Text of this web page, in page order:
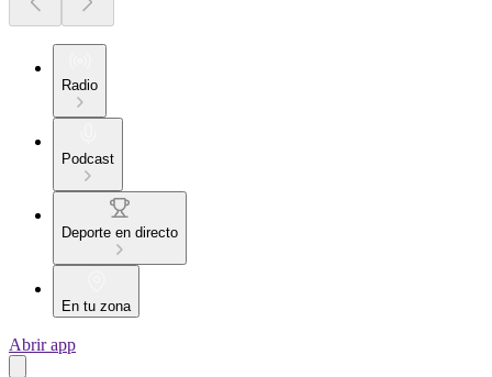
Radio
Podcast
Deporte en directo
En tu zona
Abrir app